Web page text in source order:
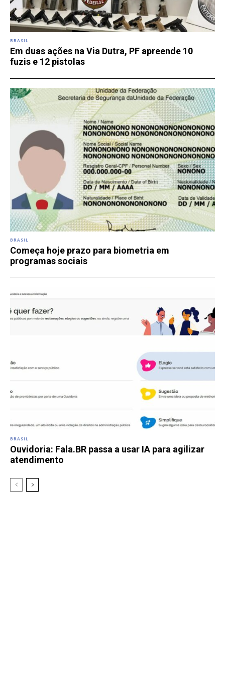
BRASIL
Em duas ações na Via Dutra, PF apreende 10
fuzis e 12 pistolas
BRASIL
Começa hoje prazo para biometria em
programas sociais
BRASIL
Ouvidoria: Fala.BR passa a usar IA para agilizar
atendimento